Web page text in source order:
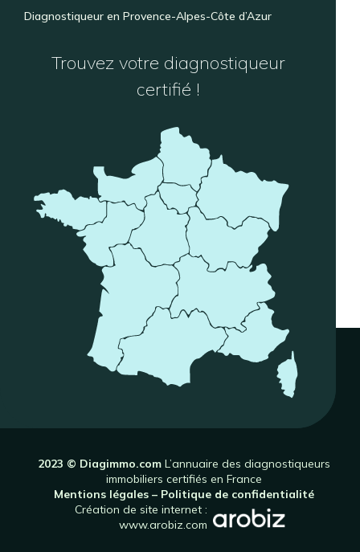
Diagnostiqueur en Provence-Alpes-Côte d’Azur
Trouvez votre diagnostiqueur
certifié !
2023 © Diagimmo.com L’annuaire des diagnostiqueurs
immobiliers certifiés en France
Mentions légales – Politique de confidentialité
Création de site internet :
www.arobiz.com